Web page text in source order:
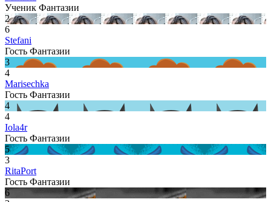
Ученик Фантазии
2
6
Stefani
Гость Фантазии
3
4
Marisechka
Гость Фантазии
4
4
Iola4r
Гость Фантазии
5
3
RitaPort
Гость Фантазии
6